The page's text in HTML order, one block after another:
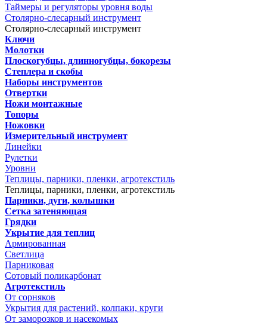
Таймеры и регуляторы уровня воды
Столярно-слесарный инструмент
Столярно-слесарный инструмент
Ключи
Молотки
Плоскогубцы, длинногубцы, бокорезы
Степлера и скобы
Наборы инструментов
Отвертки
Ножи монтажные
Топоры
Ножовки
Измерительный инструмент
Линейки
Рулетки
Уровни
Теплицы, парники, пленки, агротекстиль
Теплицы, парники, пленки, агротекстиль
Парники, дуги, колышки
Сетка затеняющая
Грядки
Укрытие для теплиц
Армированная
Светлица
Парниковая
Сотовый поликарбонат
Агротекстиль
От сорняков
Укрытия для растений, колпаки, круги
От заморозков и насекомых